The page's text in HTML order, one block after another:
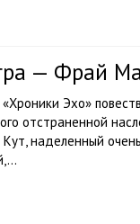
— Фрай
Эхо»
отстраненной
наделенный